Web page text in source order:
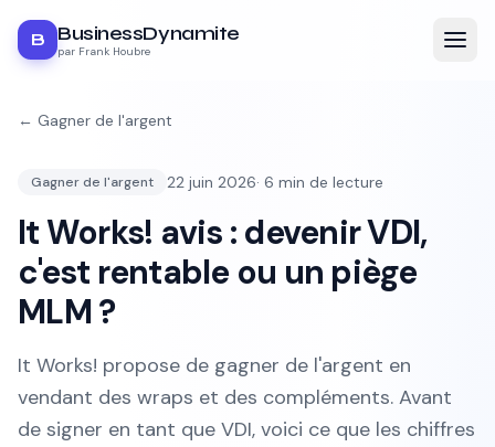
B BusinessDynamite
par Frank Houbre
← Gagner de l'argent
Gagner de l'argent 22 juin 2026· 6 min de lecture
It Works! avis : devenir VDI,
c'est rentable ou un piège
MLM ?
It Works! propose de gagner de l'argent en
vendant des wraps et des compléments. Avant
de signer en tant que VDI, voici ce que les chiffres